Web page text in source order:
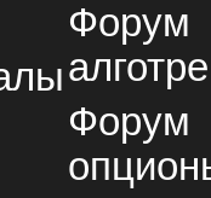
Форум
Форум